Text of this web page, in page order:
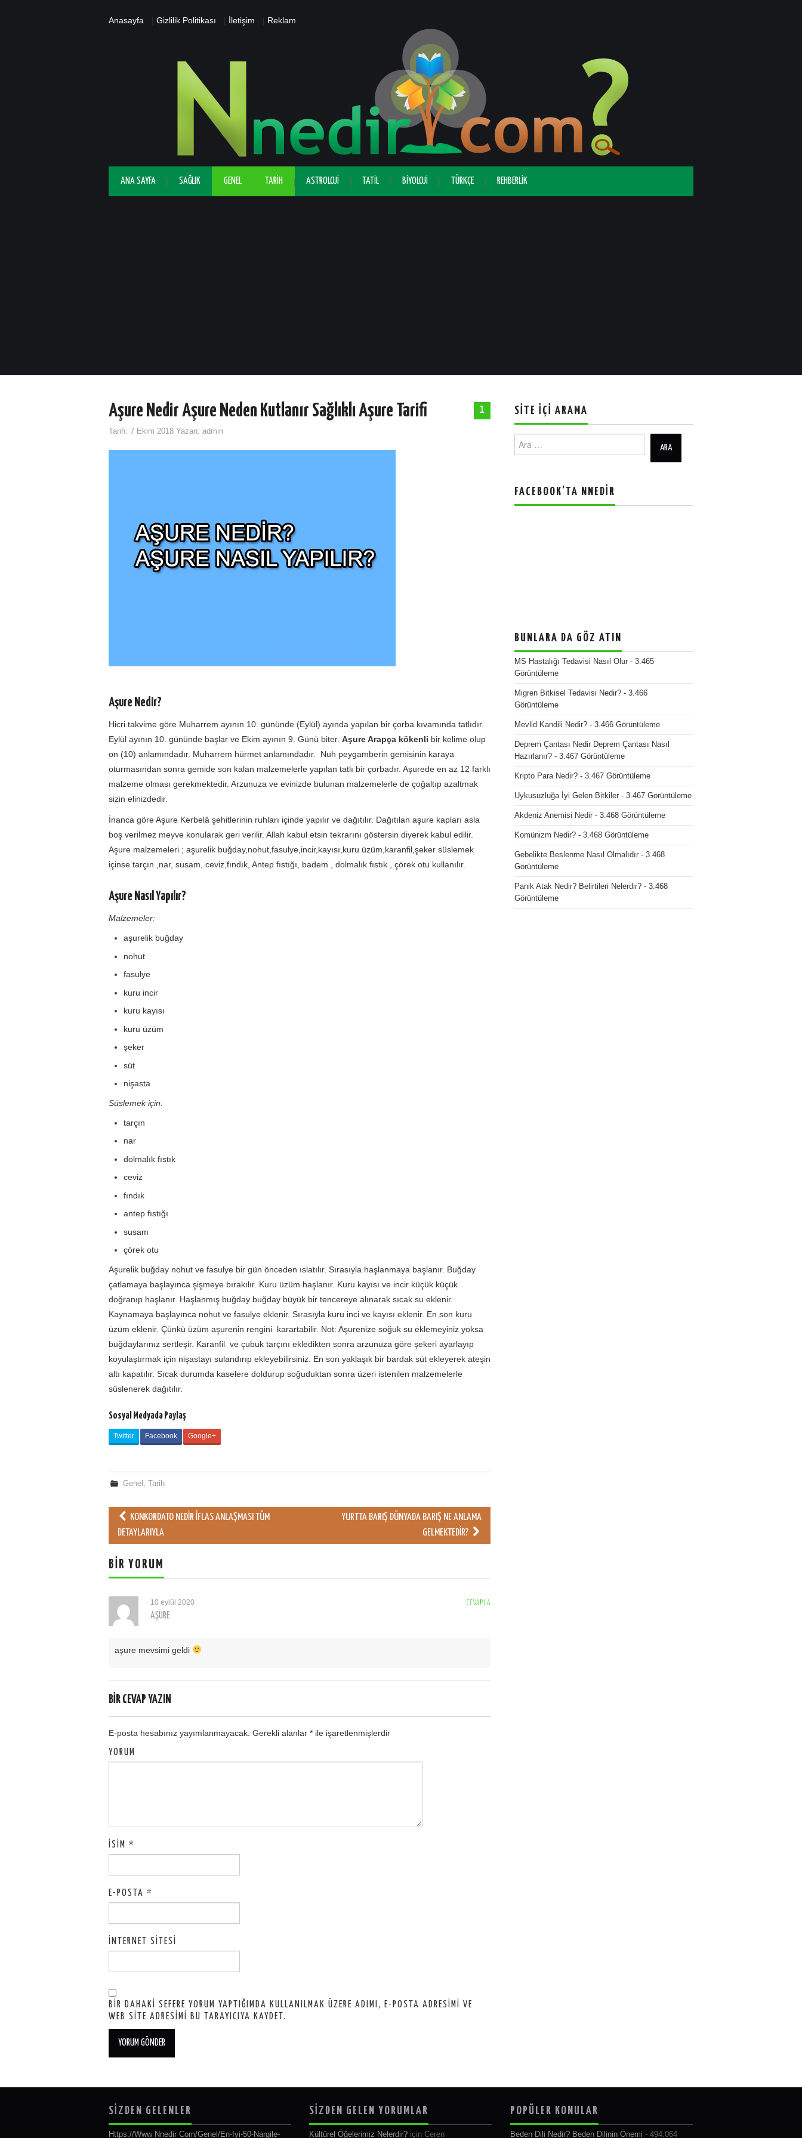
Anasayfa Gizlilik Politikası İletişim Reklam
ANA SAYFA SAĞLIK GENEL TARIH ASTROLOJI TATIL BIYOLOJI TÜRKÇE REHBERLIK
1
Aşure Nedir Aşure Neden Kutlanır Sağlıklı Aşure Tarifi
Tarih: 7 Ekim 2018 Yazan: admin
Aşure Nedir?
Hicri takvime göre Muharrem ayının 10. gününde (Eylül) ayında yapılan bir çorba kıvamında tatlıdır.
Eylül ayının 10. gününde başlar ve Ekim ayının 9. Günü biter. Aşure Arapça kökenli bir kelime olup
on (10) anlamındadır. Muharrem hürmet anlamındadır. Nuh peygamberin gemisinin karaya
oturmasından sonra gemide son kalan malzemelerle yapılan tatlı bir çorbadır. Aşurede en az 12 farklı
malzeme olması gerekmektedir. Arzunuza ve evinizde bulunan malzemelerle de çoğaltıp azaltmak
sizin elinizdedir.
İnanca göre Aşure Kerbelâ şehitlerinin ruhları içinde yapılır ve dağıtılır. Dağıtılan aşure kapları asla
boş verilmez meyve konularak geri verilir. Allah kabul etsin tekrarını göstersin diyerek kabul edilir.
Aşure malzemeleri ; aşurelik buğday,nohut,fasulye,incir,kayısı,kuru üzüm,karanfil,şeker süslemek
içinse tarçın ,nar, susam, ceviz,fındık, Antep fıstığı, badem , dolmalık fıstık , çörek otu kullanılır.
Aşure Nasıl Yapılır?
Malzemeler:
aşurelik buğday
nohut
fasulye
kuru incir
kuru kayısı
kuru üzüm
şeker
süt
nişasta
Süslemek için:
tarçın
nar
dolmalık fıstık
ceviz
fındık
antep fıstığı
susam
çörek otu
Aşurelik buğday nohut ve fasulye bir gün önceden ıslatılır. Sırasıyla haşlanmaya başlanır. Buğday
çatlamaya başlayınca şişmeye bırakılır. Kuru üzüm haşlanır. Kuru kayısı ve incir küçük küçük
doğranıp haşlanır. Haşlanmış buğday buğday büyük bir tencereye alınarak sıcak su eklenir.
Kaynamaya başlayınca nohut ve fasulye eklenir. Sırasıyla kuru inci ve kayısı eklenir. En son kuru
üzüm eklenir. Çünkü üzüm aşurenin rengini karartabilir. Not: Aşurenize soğuk su eklemeyiniz yoksa
buğdaylarınız sertleşir. Karanfil ve çubuk tarçını ekledikten sonra arzunuza göre şekeri ayarlayıp
koyulaştırmak için nişastayı sulandırıp ekleyebilirsiniz. En son yaklaşık bir bardak süt ekleyerek ateşin
altı kapatılır. Sıcak durumda kaselere doldurup soğuduktan sonra üzeri istenilen malzemelerle
süslenerek dağıtılır.
Sosyal Medyada Paylaş
Twitter Facebook Google+
Genel ,Tarih
Post navigation
KONKORDATO NEDIR İFLAS ANLAŞMASI TÜM
DETAYLARIYLA
YURTTA BARIŞ DÜNYADA BARIŞ NE ANLAMA
GELMEKTEDIR?
BIR YORUM
CEVAPLA
10 eylül 2020
AŞURE
aşure mevsimi geldi
BIR CEVAP YAZIN
E-posta hesabınız yayımlanmayacak. Gerekli alanlar * ile işaretlenmişlerdir
YORUM
İSIM *
E-POSTA *
İNTERNET SITESI
BIR DAHAKI SEFERE YORUM YAPTIĞIMDA KULLANILMAK ÜZERE ADIMI, E-POSTA ADRESIMI VE
WEB SITE ADRESIMI BU TARAYICIYA KAYDET.
SITE İÇI ARAMA
Ara:
FACEBOOK’TA NNEDIR
BUNLARA DA GÖZ ATIN
MS Hastalığı Tedavisi Nasıl Olur - 3.465
Görüntüleme
Migren Bitkisel Tedavisi Nedir? - 3.466
Görüntüleme
Mevlid Kandili Nedir? - 3.466 Görüntüleme
Deprem Çantası Nedir Deprem Çantası Nasıl
Hazırlanır? - 3.467 Görüntüleme
Kripto Para Nedir? - 3.467 Görüntüleme
Uykusuzluğa İyi Gelen Bitkiler - 3.467 Görüntüleme
Akdeniz Anemisi Nedir - 3.468 Görüntüleme
Komünizm Nedir? - 3.468 Görüntüleme
Gebelikte Beslenme Nasıl Olmalıdır - 3.468
Görüntüleme
Panik Atak Nedir? Belirtileri Nelerdir? - 3.468
Görüntüleme
SİZDEN GELENLER
Https://www Nnedir Com/genel/en-Iyi-50-Nargile-
SİZDEN GELEN YORUMLAR
Kültürel Öğelerimiz Nelerdir? içinCeren
POPÜLER KONULAR
Beden Dili Nedir? Beden Dilinin Önemi - 494.064